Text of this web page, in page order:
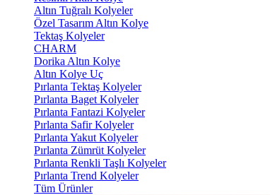
Altın Tuğralı Kolyeler
Özel Tasarım Altın Kolye
Tektaş Kolyeler
CHARM
Dorika Altın Kolye
Altın Kolye Uç
Pırlanta Tektaş Kolyeler
Pırlanta Baget Kolyeler
Pırlanta Fantazi Kolyeler
Pırlanta Safir Kolyeler
Pırlanta Yakut Kolyeler
Pırlanta Zümrüt Kolyeler
Pırlanta Renkli Taşlı Kolyeler
Pırlanta Trend Kolyeler
Tüm Ürünler